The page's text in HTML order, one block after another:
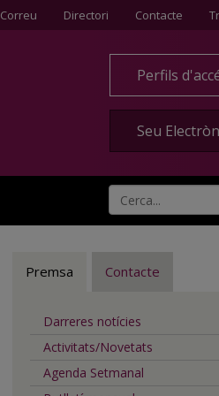
Correu Directori Contacte
Contacte
Perfils
Seu
Premsa Contacte
Darreres notícies
Activitats/Novetats
Agenda Setmanal